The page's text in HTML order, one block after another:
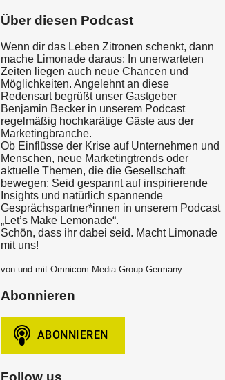
Über diesen Podcast
Wenn dir das Leben Zitronen schenkt, dann
mache Limonade daraus: In unerwarteten
Zeiten liegen auch neue Chancen und
Möglichkeiten. Angelehnt an diese
Redensart begrüßt unser Gastgeber
Benjamin Becker in unserem Podcast
regelmäßig hochkarätige Gäste aus der
Marketingbranche.
Ob Einflüsse der Krise auf Unternehmen und
Menschen, neue Marketingtrends oder
aktuelle Themen, die die Gesellschaft
bewegen: Seid gespannt auf inspirierende
Insights und natürlich spannende
Gesprächspartner*innen in unserem Podcast
„Let’s Make Lemonade“.
Schön, dass ihr dabei seid. Macht Limonade
mit uns!
von und mit Omnicom Media Group Germany
Abonnieren
Follow us